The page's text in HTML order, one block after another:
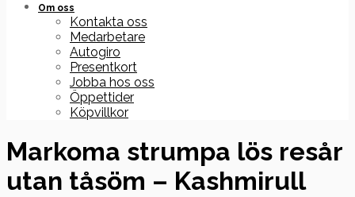
Om oss
Kontakta oss
Medarbetare
Autogiro
Presentkort
Jobba hos oss
Öppettider
Köpvillkor
Markoma strumpa lös resår
utan tåsöm – Kashmirull